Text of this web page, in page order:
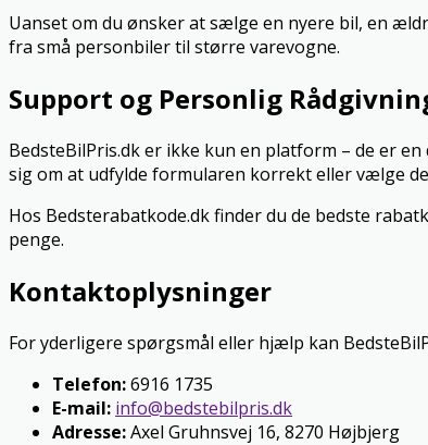
Uanset om du ønsker at sælge en nyere bil, en
fra små personbiler til større varevogne.
Support og Personlig
BedsteBilPris.dk er ikke kun en platform – de er
sig om at udfylde formularen korrekt eller vælge
Hos Bedsterabatkode.dk finder du de bedste
penge.
Kontaktoplysninger
For yderligere spørgsmål eller hjælp kan
Telefon:6916 1735
E-mail: info@bedstebilpris.dk
Adresse:Axel Gruhnsvej 16, 8270 Højbjerg